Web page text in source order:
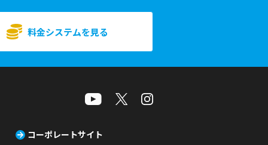
料金システムを見る
コーポレートサイト